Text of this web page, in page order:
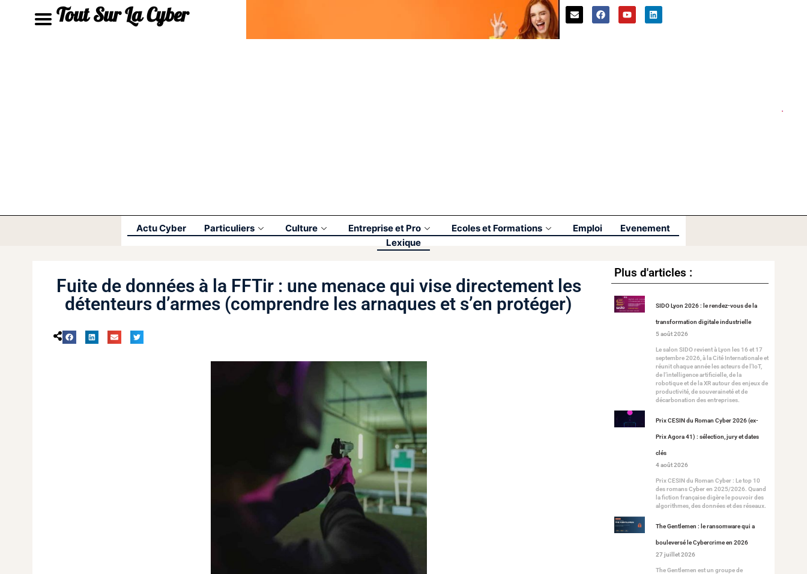
Tout Sur La Cyber
Actu Cyber Particuliers Culture Entreprise et Pro Ecoles et Formations Emploi
Evenement
Lexique
Fuite de données à la FFTir : une menace qui vise directement les
détenteurs d’armes (comprendre les arnaques et s’en protéger)
Plus d'articles :
SIDO Lyon 2026 : le rendez-vous de la
transformation digitale industrielle
5 août 2026
Le salon SIDO revient à Lyon les 16 et 17
septembre 2026, à la Cité Internationale et
réunit chaque année les acteurs de l’IoT,
de l’intelligence artificielle, de la
robotique et de la XR autour des enjeux de
productivité, de souveraineté et de
décarbonation des entreprises.
Prix CESIN du Roman Cyber 2026 (ex-
Prix Agora 41) : sélection, jury et dates
clés
4 août 2026
Prix CESIN du Roman Cyber : Le top 10
des romans Cyber en 2025/2026. Quand
la fiction française digère le pouvoir des
algorithmes, des données et des réseaux.
The Gentlemen : le ransomware qui a
bouleversé le Cybercrime en 2026
27 juillet 2026
The Gentlemen est un groupe de